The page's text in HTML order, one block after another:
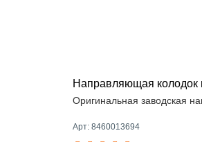
Направляющая колодок
Оригинальная заводская
Арт: 8460013694